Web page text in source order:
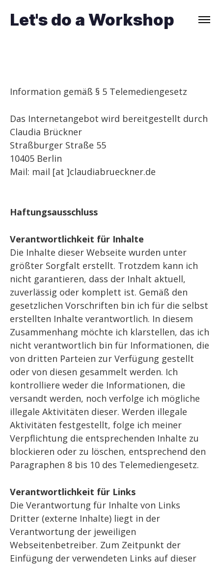
Let's do a Workshop
Information gemäß § 5 Telemediengesetz
Das Internetangebot wird bereitgestellt durch
Claudia Brückner
Straßburger Straße 55
10405 Berlin
Mail: mail [at ]claudiabrueckner.de
Haftungsausschluss
Verantwortlichkeit für Inhalte
Die Inhalte dieser Webseite wurden unter
größter Sorgfalt erstellt. Trotzdem kann ich
nicht garantieren, dass der Inhalt aktuell,
zuverlässig oder komplett ist. Gemäß den
gesetzlichen Vorschriften bin ich für die selbst
erstellten Inhalte verantwortlich. In diesem
Zusammenhang möchte ich klarstellen, das ich
nicht verantwortlich bin für Informationen, die
von dritten Parteien zur Verfügung gestellt
oder von diesen gesammelt werden. Ich
kontrolliere weder die Informationen, die
versandt werden, noch verfolge ich mögliche
illegale Aktivitäten dieser. Werden illegale
Aktivitäten festgestellt, folge ich meiner
Verpflichtung die entsprechenden Inhalte zu
blockieren oder zu löschen, entsprechend den
Paragraphen 8 bis 10 des Telemediengesetz.
Verantwortlichkeit für Links
Die Verantwortung für Inhalte von Links
Dritter (externe Inhalte) liegt in der
Verantwortung der jeweiligen
Webseitenbetreiber. Zum Zeitpunkt der
Einfügung der verwendeten Links auf dieser